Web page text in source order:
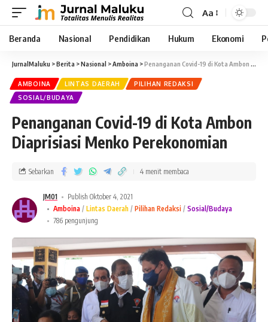
Aa
Beranda Nasional Pendidikan Hukum Ekonomi
JurnalMaluku >Berita >Nasional >Amboina >Penanganan Covid-19 di Kota Ambon Diaprisiasi Menko Perekonomian
AMBOINA LINTAS DAERAH
PILIHAN REDAKSI
SOSIAL/BUDAYA
Penanganan Covid-19 di Kota Ambon
Diaprisiasi Menko Perekonomian
JM01
Publish Oktober 4, 2021
Amboina
Lintas Daerah Pilihan Redaksi
Sosial/Budaya
786 pengunjung
Sebarkan 4 menit membaca